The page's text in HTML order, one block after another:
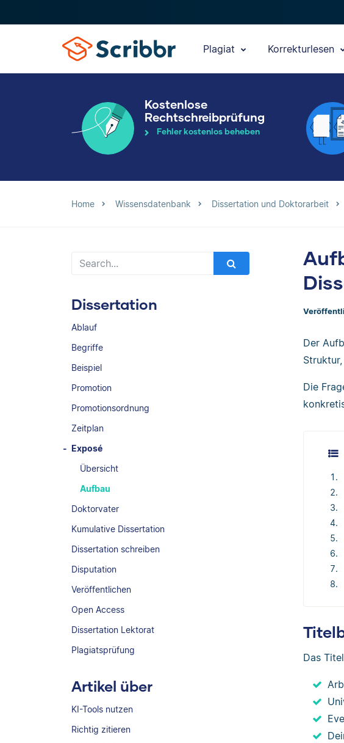
Plagiat Korrekturlesen
Kostenlose
Rechtschreibprüfung
Fehler kostenlos beheben
Home Wissensdatenbank Dissertation und Doktorarbeit
Dissertation
Ablauf
Begriffe
Beispiel
Promotion
Promotionsordnung
Zeitplan
Exposé
Übersicht
Aufbau
Doktorvater
Kumulative Dissertation
Dissertation schreiben
Disputation
Veröffentlichen
Open Access
Dissertation Lektorat
Plagiatsprüfung
Artikel über
KI-Tools nutzen
Richtig zitieren
Der
Die
Das